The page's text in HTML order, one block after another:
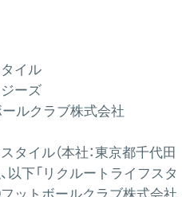
イル
ーズ
ルクラブ株式会社
イル（本社：東京都千代田
以下「リクルートライフスタ